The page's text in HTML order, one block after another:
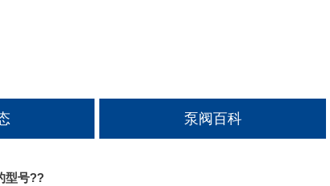
泵阀百科
型号??